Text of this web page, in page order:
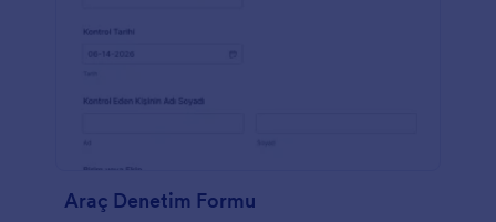
Araç Denetim Formu